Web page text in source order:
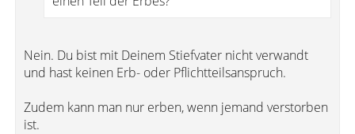
Nein. Du bist mit Deinem Stiefvater nicht verwandt
und hast keinen Erb- oder Pflichtteilsanspruch.
Zudem kann man nur erben, wenn jemand verstorben
ist.